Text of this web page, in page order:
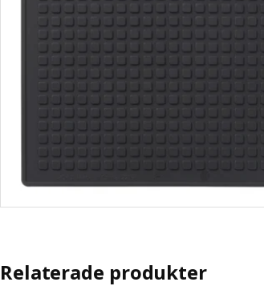
Relaterade produkter